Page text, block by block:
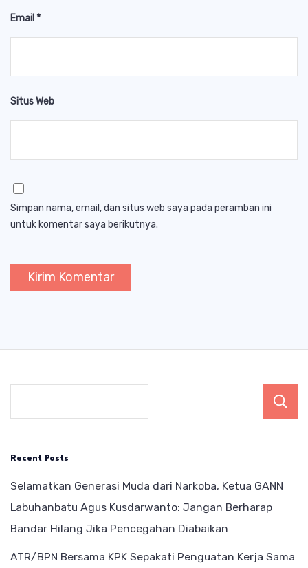
Email *
Situs Web
Simpan nama, email, dan situs web saya pada peramban ini
untuk komentar saya berikutnya.
Recent Posts
Selamatkan Generasi Muda dari Narkoba, Ketua GANN
Labuhanbatu Agus Kusdarwanto: Jangan Berharap
Bandar Hilang Jika Pencegahan Diabaikan
ATR/BPN Bersama KPK Sepakati Penguatan Kerja Sama